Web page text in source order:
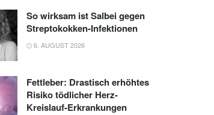
So wirksam ist Salbei gegen
Streptokokken-Infektionen
6. AUGUST 2026
Fettleber: Drastisch erhöhtes
Risiko tödlicher Herz-
Kreislauf-Erkrankungen